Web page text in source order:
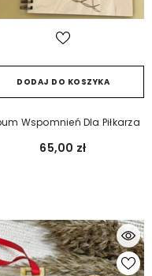
DODAJ DO KOSZYKA
Wspomnień Dla Piłkarza
65,00 zł